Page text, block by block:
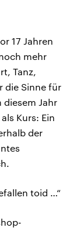
17 Jahren
mehr
Tanz,
die Sinne für
diesem Jahr
Kurs: Ein
der
toid …“